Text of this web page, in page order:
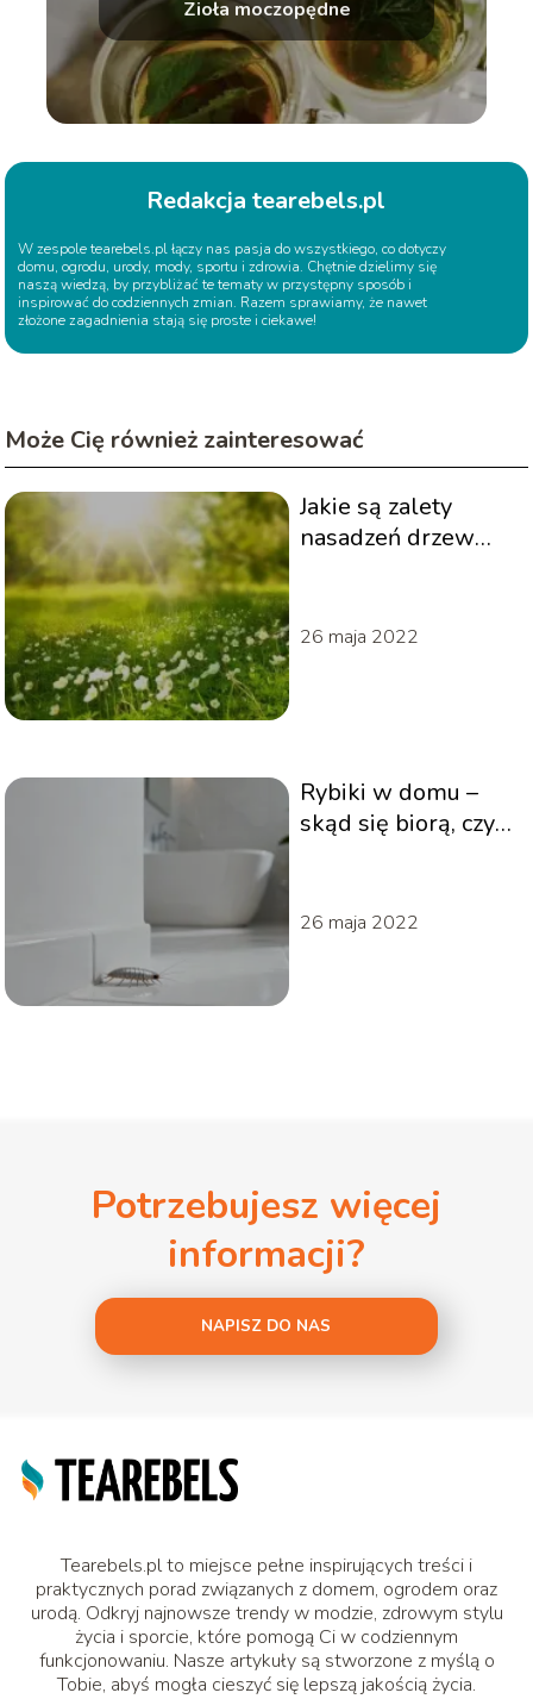
Zioła moczopędne
Redakcja tearebels.pl
W zespole tearebels.pl łączy nas pasja do wszystkiego, co dotyczy
domu, ogrodu, urody, mody, sportu i zdrowia. Chętnie dzielimy się
naszą wiedzą, by przybliżać te tematy w przystępny sposób i
inspirować do codziennych zmian. Razem sprawiamy, że nawet
złożone zagadnienia stają się proste i ciekawe!
Może Cię również zainteresować
Jakie są zalety
nasadzeń drzew
26 maja 2022
Rybiki w domu –
skąd się biorą, czy
26 maja 2022
Potrzebujesz więcej
informacji?
NAPISZ DO NAS
Tearebels.pl to miejsce pełne inspirujących treści i
praktycznych porad związanych z domem, ogrodem oraz
urodą. Odkryj najnowsze trendy w modzie, zdrowym stylu
życia i sporcie, które pomogą Ci w codziennym
funkcjonowaniu. Nasze artykuły są stworzone z myślą o
Tobie, abyś mogła cieszyć się lepszą jakością życia.